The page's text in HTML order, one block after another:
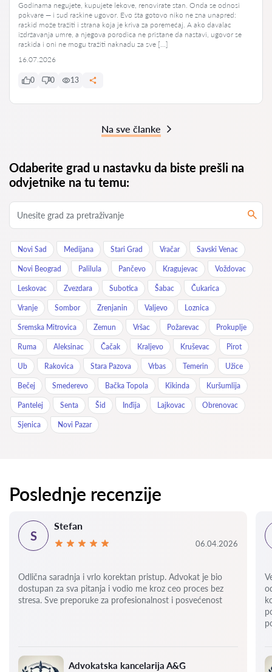
Godinama negujete, kupujete lekove, renovirate stan. Onda se odnosi
pokvare — i sud raskine ugovor. Evo šta gotovo niko ne zna unapred:
raskid može tražiti i strana koja je kriva za poremećaj. A ako davalac
izdržavanja umre, a njegova porodica ne pristane da nastavi, ugovor se
raskida i oni ne mogu tražiti naknadu za sve […]
16.07.2026
0 0 13
Na sve članke
Odaberite grad u nastavku da biste prešli na
odvjetnike na tu temu:
Novi Sad Medijana Stari Grad Vračar Savski Venac
Novi Beograd Palilula Pančevo Kragujevac Voždovac
Leskovac Zvezdara Subotica Šabac Čukarica
Vranje Sombor Zrenjanin Valjevo Loznica
Sremska Mitrovica Zemun Vršac Požarevac Prokuplje
Ruma Aleksinac Čačak Kraljevo Kruševac Pirot
Ub Rakovica Stara Pazova Vrbas Temerin Užice
Bečej Smederevo Bačka Topola Kikinda Kuršumlija
Pantelej Senta Šid Inđija Lajkovac Obrenovac
Sjenica Novi Pazar
Poslednje recenzije
Advokatska kancelarija A&G
S
Stefan
06.04.2026
Odlična saradnja i vrlo korektan pristup. Advokat je bio
dostupan za sva pitanja i vodio me kroz ceo proces bez
stresa. Sve preporuke za profesionalnost i posvećenost